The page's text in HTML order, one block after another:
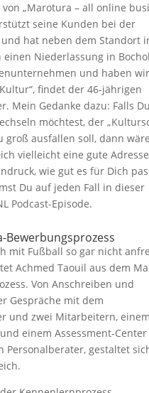
„Marotura – all online
seine Kunden bei der
hat neben dem Standort
einen Niederlassung in
und haben
findet der 46-jährigen
Mein Gedanke dazu: Falls
möchtest, der
groß ausfallen soll, dann wäre
vielleicht eine gute
wie gut es für Dich
Du auf jeden Fall in dieser
Podcast-Episode.
Bewerbungsprozess
mit Fußball so gar nicht
Achmed Taouil aus dem
Von Anschreiben und
Gespräche mit dem
und zwei Mitarbeitern,
einem Assessment-
Personalberater, gestaltet